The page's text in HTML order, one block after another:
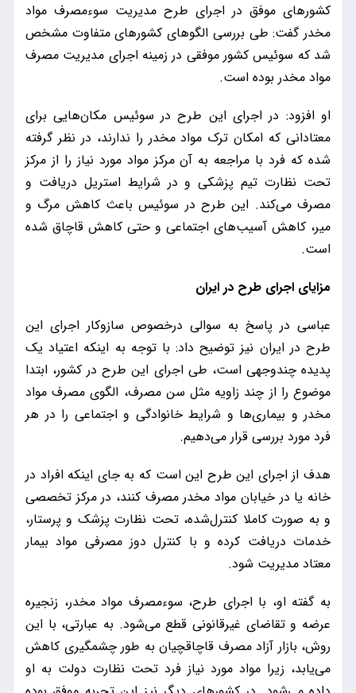
کشورهای موفق در اجرای طرح مدیریت سوءمصرف مواد
مخدر گفت: طی بررسی الگوهای کشورهای متفاوت مشخص
شد که سوئیس کشور موفقی در زمینه اجرای مدیریت مصرف
مواد مخدر بوده است.
او افزود: در اجرای این طرح در سوئیس مکان‌هایی برای
معتادانی که امکان ترک مواد مخدر را ندارند، در نظر گرفته
شده که فرد با مراجعه به آن مرکز مواد مورد نیاز را از مرکز
تحت نظارت تیم پزشکی و در شرایط استریل دریافت و
مصرف می‌کند. این طرح در سوئیس باعث کاهش مرگ و
میر، کاهش آسیب‌های اجتماعی و حتی کاهش قاچاق شده
است.
مزایای اجرای طرح در ایران
عباسی در پاسخ به سوالی درخصوص سازوکار اجرای این
طرح در ایران نیز توضیح داد: با توجه به اینکه اعتیاد یک
پدیده چندوجهی است، طی اجرای این طرح در کشور، ابتدا
موضوع را از چند زاویه مثل سن مصرف،‌ الگوی مصرف مواد
مخدر و بیماری‌ها و شرایط خانوادگی و اجتماعی را در هر
فرد مورد بررسی قرار می‌دهیم.
هدف از اجرای این طرح این است که به جای اینکه افراد در
خانه یا در خیابان مواد مخدر مصرف کنند، در مرکز تخصصی
و به صورت کاملا کنترل‌شده، تحت نظارت پزشک و پرستار،
خدمات دریافت کرده و با کنترل دوز مصرفی مواد بیمار
معتاد مدیریت شود.
به گفته او، با اجرای طرح، سوءمصرف مواد مخدر، زنجیره
عرضه و تقاضای غیرقانونی قطع می‌شود. به عبارتی، با این
روش، بازار آزاد مصرف قاچاقچیان به طور چشمگیری کاهش
می‌یابد، زیرا مواد مورد نیاز فرد تحت نظارت دولت به او